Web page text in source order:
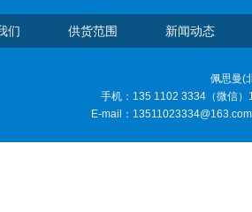
们 供货范围 新闻动态
佩思曼(
手机：135 1102 3334（微信
E-mail：